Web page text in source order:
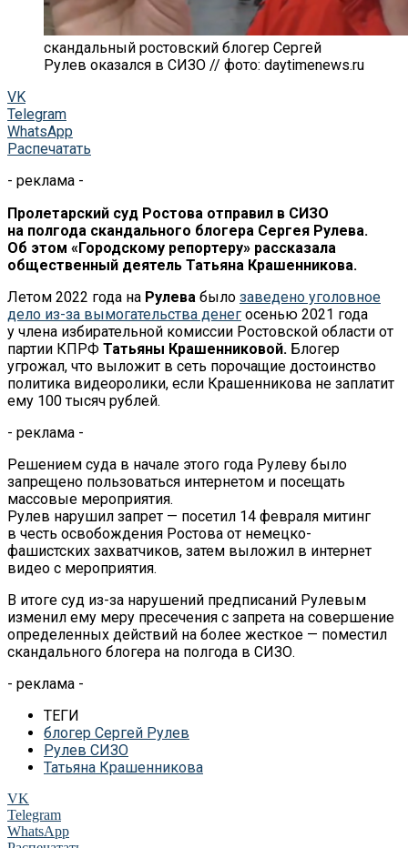
скандальный ростовский блогер Сергей
Рулев оказался в СИЗО // фото: daytimenews.ru
VK
Telegram
WhatsApp
Распечатать
- реклама -
Пролетарский суд Ростова отправил в СИЗО
на полгода скандального блогера Сергея Рулева.
Об этом «Городскому репортеру» рассказала
общественный деятель Татьяна Крашенникова.
Летом 2022 года на Рулева было заведено уголовное
дело из-за вымогательства денег осенью 2021 года
у члена избирательной комиссии Ростовской области от
партии КПРФ Татьяны Крашенниковой. Блогер
угрожал, что выложит в сеть порочащие достоинство
политика видеоролики, если Крашенникова не заплатит
ему 100 тысяч рублей.
- реклама -
Решением суда в начале этого года Рулеву было
запрещено пользоваться интернетом и посещать
массовые мероприятия.
Рулев нарушил запрет — посетил 14 февраля митинг
в честь освобождения Ростова от немецко-
фашистских захватчиков, затем выложил в интернет
видео с мероприятия.
В итоге суд из-за нарушений предписаний Рулевым
изменил ему меру пресечения с запрета на совершение
определенных действий на более жесткое — поместил
скандального блогера на полгода в СИЗО.
- реклама -
ТЕГИ
блогер Сергей Рулев
Рулев СИЗО
Татьяна Крашенникова
VK
Telegram
WhatsApp